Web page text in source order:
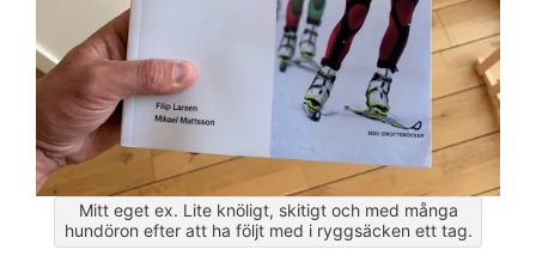
Mitt eget ex. Lite knöligt, skitigt och med många
hundöron efter att ha följt med i ryggsäcken ett tag.